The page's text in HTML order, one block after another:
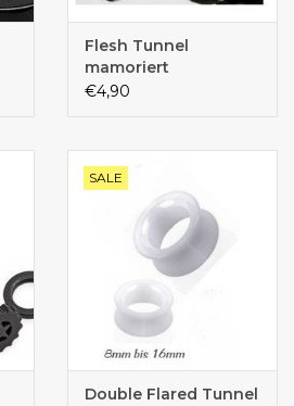
Flesh Tunnel
mamoriert
€4,90
SALE
Double Flared Tunnel